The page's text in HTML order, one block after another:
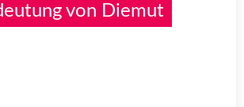
von Diemut